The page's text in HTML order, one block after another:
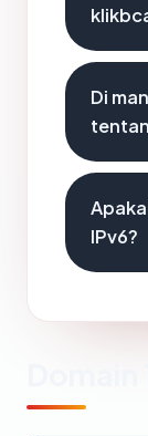
Di
IPv6?